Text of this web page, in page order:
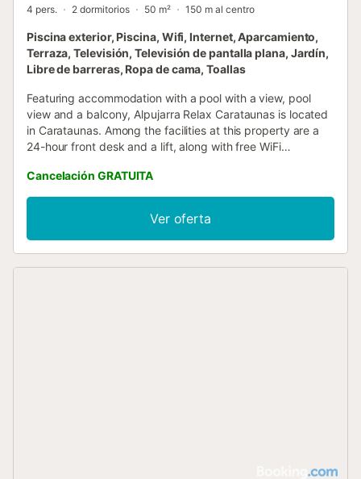
4 pers. 2 dormitorios 50 m² 150 m al centro
Piscina exterior, Piscina, Wifi, Internet, Aparcamiento,
Terraza, Televisión, Televisión de pantalla plana, Jardín,
Libre de barreras, Ropa de cama, Toallas
Featuring accommodation with a pool with a view, pool
view and a balcony, Alpujarra Relax Carataunas is located
in Carataunas. Among the facilities at this property are a
24-hour front desk and a lift, along with free WiFi
Cancelación GRATUITA
Ver oferta